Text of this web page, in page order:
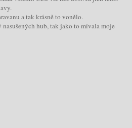
a tak krásně to vonělo.
hub, tak jako to mívala moje